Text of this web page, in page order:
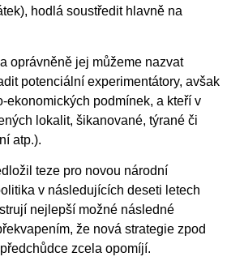
hodlá soustředit hlavně na
oprávněně jej můžeme nazvat
potenciální experimentátory, avšak
ekonomických podmínek, a kteří v
lokalit, šikanované, týrané či
atp.).
teze pro novou národní
v následujících deseti letech
nejlepší možné následné
že nová strategie zpod
zcela opomíjí.